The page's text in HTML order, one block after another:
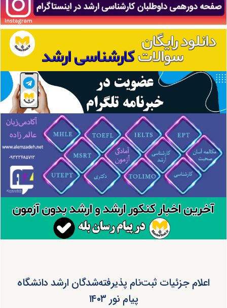
اعلام جزئیات ثبت‌نام پذیرفته‌شدگان ارشد دانشگاه
پیام نور ۱۴۰۳